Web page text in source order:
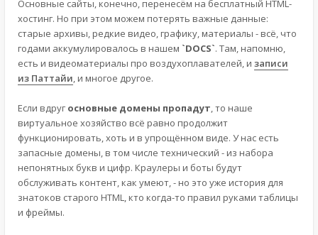
Основные сайты, конечно, перенесём на бесплатный HTML-
хостинг. Но при этом можем потерять важные данные:
старые архивы, редкие видео, графику, материалы - всё, что
годами аккумулировалось в нашем `DOCS`. Там, напомню,
есть и видеоматериалы про воздухоплавателей, и записи
из Паттайи, и многое другое.
Если вдруг основные домены пропадут, то наше
виртуальное хозяйство всё равно продолжит
функционировать, хоть и в упрощённом виде. У нас есть
запасные домены, в том числе технический - из набора
непонятных букв и цифр. Краулеры и боты будут
обслуживать контент, как умеют, - но это уже история для
знатоков старого HTML, кто когда-то правил руками таблицы
и фреймы.